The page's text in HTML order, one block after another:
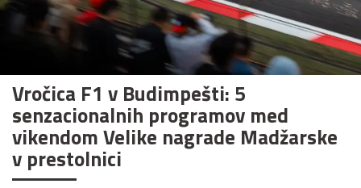
Vročica F1 v Budimpešti: 5
senzacionalnih programov med
vikendom Velike nagrade Madžarske
v prestolnici